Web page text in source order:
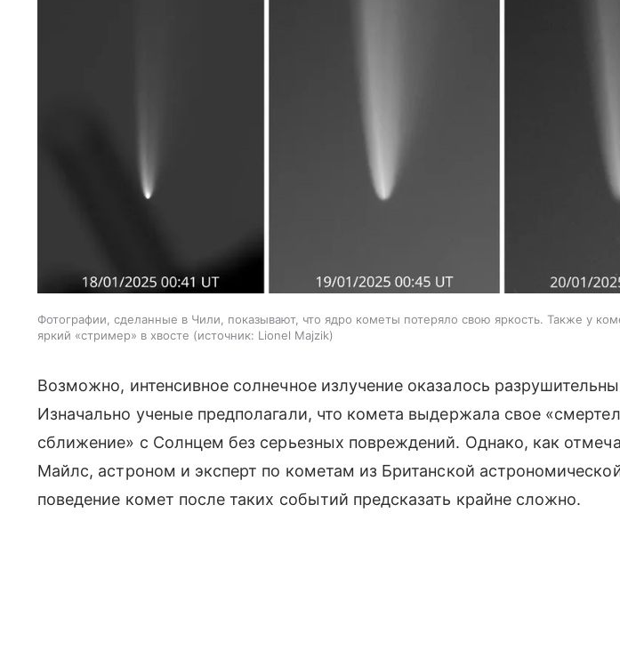
Фотографии, сделанные в Чили, показывают, что ядро ​​кометы потеряло свою яркость. Также у
яркий «стример» в хвосте
источник: Lionel Majzik
Возможно, интенсивное солнечное излучение оказалось
Изначально ученые предполагали, что комета выдержала свое
сближение» с Солнцем без серьезных повреждений. Однако, как
Майлс, астроном и эксперт по кометам из Британской
поведение комет после таких событий предсказать крайне сложно.